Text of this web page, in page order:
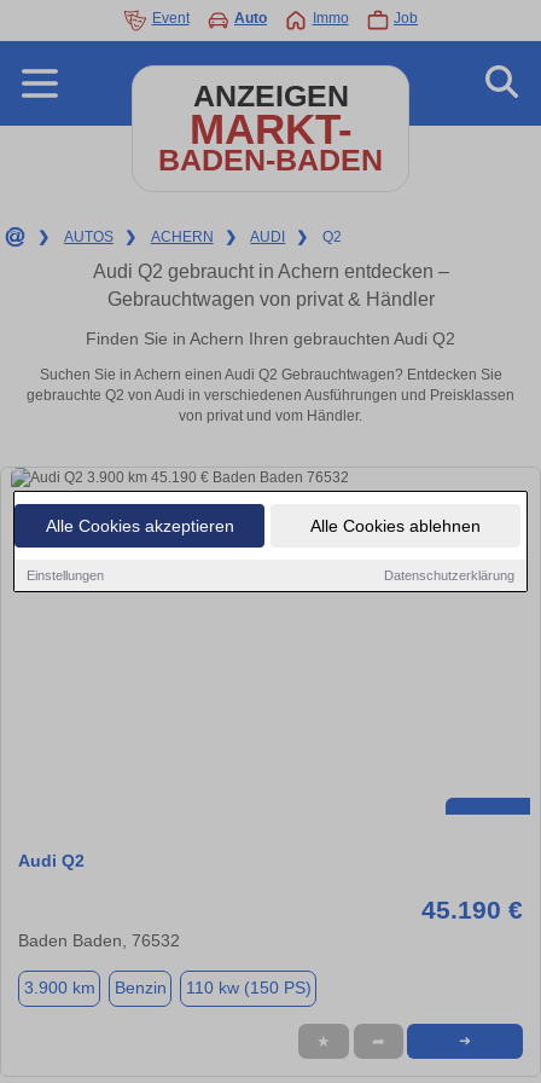
Alle Cookies akzeptieren Alle Cookies ablehnen
Einstellungen Datenschutzerklärung
Event Auto Immo Job
ANZEIGEN
MARKT-
BADEN-BADEN
❯ AUTOS ❯ ACHERN ❯ AUDI ❯ Q2
Audi Q2 gebraucht in Achern entdecken –
Gebrauchtwagen von privat & Händler
Finden Sie in Achern Ihren gebrauchten Audi Q2
Suchen Sie in Achern einen Audi Q2 Gebrauchtwagen? Entdecken Sie
gebrauchte Q2 von Audi in verschiedenen Ausführungen und Preisklassen
von privat und vom Händler.
Audi Q2
45.190 €
Baden Baden, 76532
3.900 km Benzin 110 kw (150 PS)
★ ➦ ➜